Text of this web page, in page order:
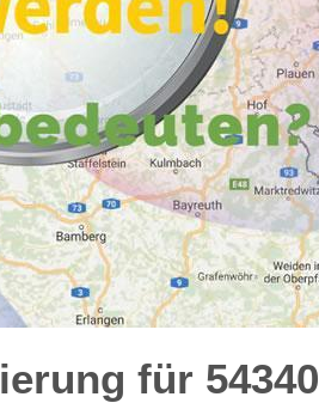
für 54340